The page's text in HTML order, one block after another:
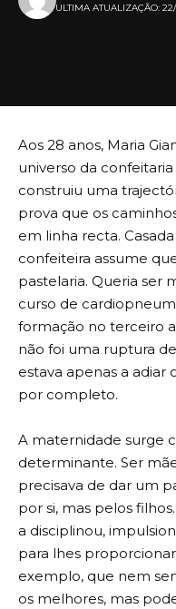
ULTIMA ATUALIZAÇÃO:
Aos 28 anos, Maria
universo da
construiu uma
prova que os
em linha recta.
confeiteira assume
pastelaria. Queria ser
curso de
formação no terceiro
não foi uma ruptura
estava apenas a adiar
por completo.
A maternidade surge
determinante. Ser
precisava de dar um
por si, mas pelos
a disciplinou,
para lhes
exemplo, que nem
os melhores, mas